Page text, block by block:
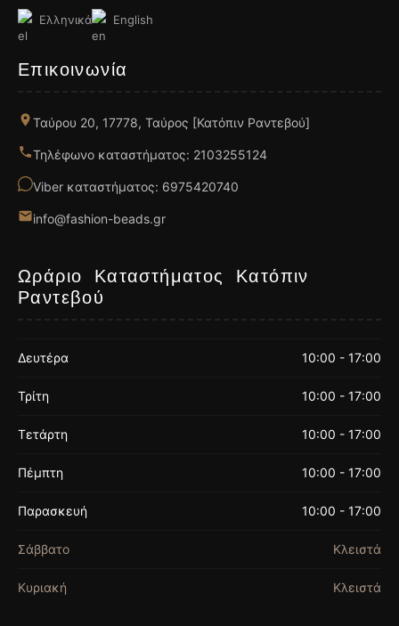
Ελληνικά English
Επικοινωνία
Ταύρου 20, 17778, Ταύρος [Κατόπιν Ραντεβού]
Τηλέφωνο καταστήματος: 2103255124
Viber καταστήματος: 6975420740
info@fashion-beads.gr
Ωράριο Καταστήματος Κατόπιν
Ραντεβού
Δευτέρα 10:00 - 17:00
Τρίτη 10:00 - 17:00
Τετάρτη 10:00 - 17:00
Πέμπτη 10:00 - 17:00
Παρασκευή 10:00 - 17:00
Σάββατο Κλειστά
Κυριακή Κλειστά